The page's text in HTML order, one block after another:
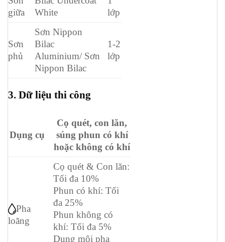
giữa
White
lớp
Sơn
phủ
Sơn Nippon
Bilac
Aluminium/ Sơn
Nippon Bilac
1-2
lớp
3. Dữ liệu thi công
Dụng cụ
Cọ quét, con lăn,
súng phun có khí
hoặc không có khí
Pha
loãng
Cọ quét & Con lăn:
Tối đa 10%
Phun có khí: Tối
đa 25%
Phun không có
khí: Tối đa 5%
Dung môi pha